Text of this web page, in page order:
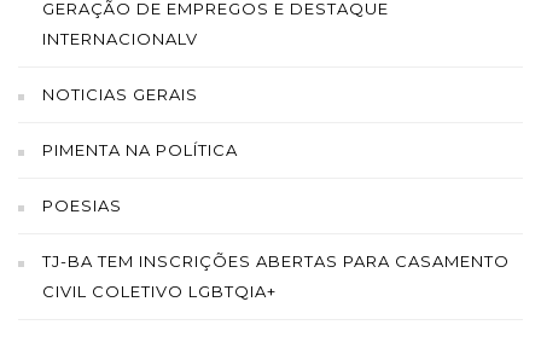
GERAÇÃO DE EMPREGOS E DESTAQUE
INTERNACIONALV
NOTICIAS GERAIS
PIMENTA NA POLÍTICA
POESIAS
TJ-BA TEM INSCRIÇÕES ABERTAS PARA CASAMENTO
CIVIL COLETIVO LGBTQIA+